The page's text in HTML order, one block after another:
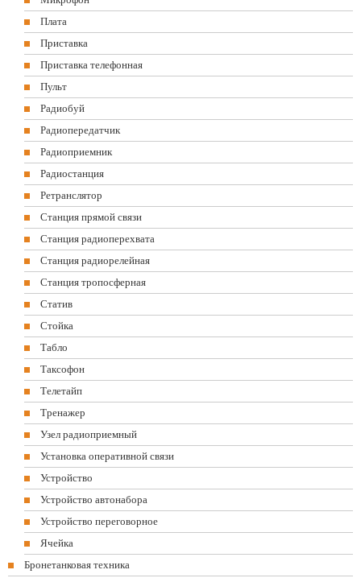
Плата
Приставка
Приставка телефонная
Пульт
Радиобуй
Радиопередатчик
Радиоприемник
Радиостанция
Ретранслятор
Станция прямой связи
Станция радиоперехвата
Станция радиорелейная
Станция тропосферная
Статив
Стойка
Табло
Таксофон
Телетайп
Тренажер
Узел радиоприемный
Установка оперативной связи
Устройство
Устройство автонабора
Устройство переговорное
Ячейка
Бронетанковая техника